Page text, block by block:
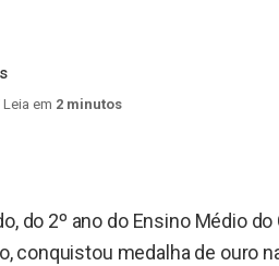
em 2 minutos
do 2º ano do Ensino Médio
conquistou medalha de ouro